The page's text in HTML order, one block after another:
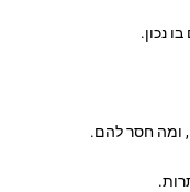
ומה חסר להם.